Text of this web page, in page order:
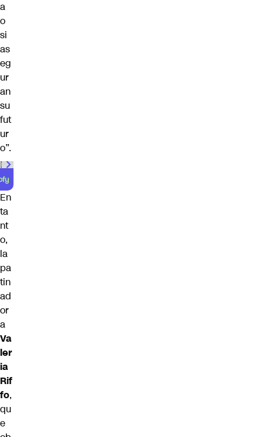
a
o
si
as
eg
ur
an
su
fut
ur
o”.
En
ta
nt
o,
la
pa
tin
ad
or
a
Va
ler
ia
Rif
fo,
qu
e